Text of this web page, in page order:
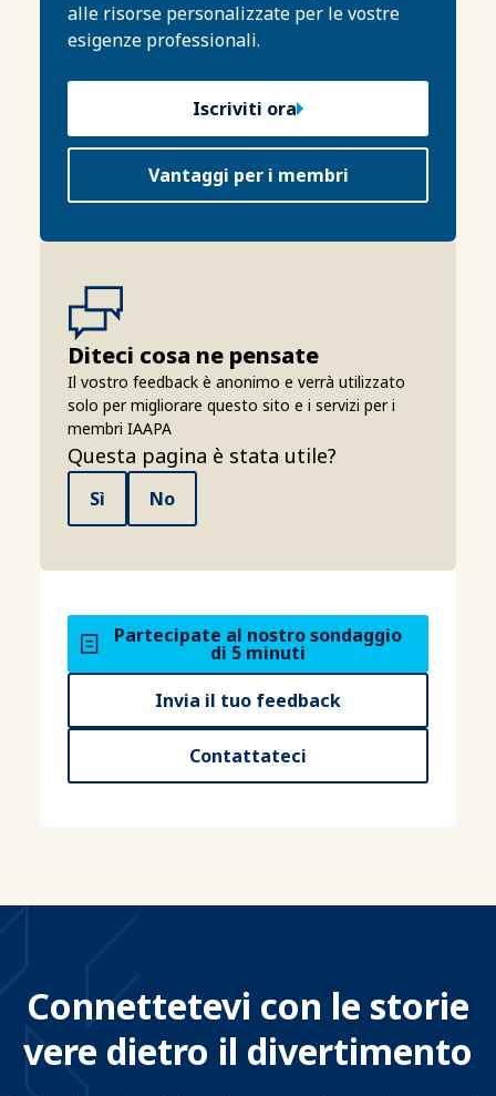
alle risorse personalizzate per le vostre
esigenze professionali.
Iscriviti ora
Vantaggi per i membri
Diteci cosa ne pensate
Il vostro feedback è anonimo e verrà utilizzato
solo per migliorare questo sito e i servizi per i
membri IAAPA
Questa pagina è stata utile?
Sì No
Partecipate al nostro sondaggio
di 5 minuti
Invia il tuo feedback
Contattateci
Connettetevi con le storie
vere dietro il divertimento